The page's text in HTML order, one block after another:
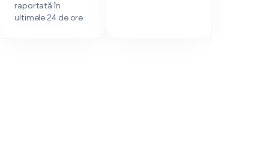
raportată în
ultimele 24 de ore